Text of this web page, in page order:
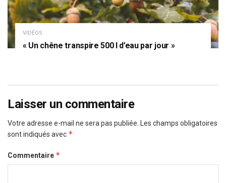
VIDÉOS
« Un chêne transpire 500 l d’eau par jour »
Laisser un commentaire
Votre adresse e-mail ne sera pas publiée. Les champs obligatoires
sont indiqués avec *
Commentaire *